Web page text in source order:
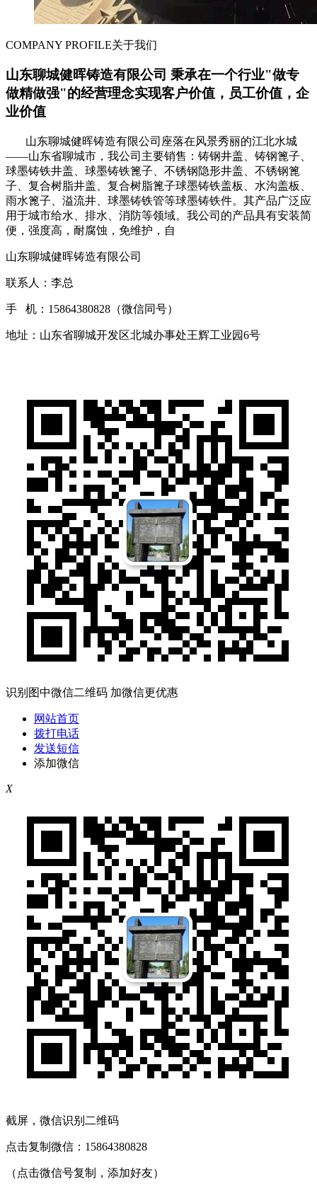
COMPANY PROFILE关于我们
山东聊城健晖铸造有限公司 秉承在一个行业"做专
做精做强"的经营理念实现客户价值，员工价值，企
业价值
山东聊城健晖铸造有限公司座落在风景秀丽的江北水城
——山东省聊城市，我公司主要销售：铸钢井盖、铸钢篦子、
球墨铸铁井盖、球墨铸铁篦子、不锈钢隐形井盖、不锈钢篦
子、复合树脂井盖、复合树脂篦子球墨铸铁盖板、水沟盖板、
雨水篦子、溢流井、球墨铸铁管等球墨铸铁件。其产品广泛应
用于城市给水、排水、消防等领域。我公司的产品具有安装简
便，强度高，耐腐蚀，免维护，自
山东聊城健晖铸造有限公司
联系人：李总
手 机：15864380828（微信同号）
地址：山东省聊城开发区北城办事处王辉工业园6号
识别图中微信二维码 加微信更优惠
网站首页
拨打电话
发送短信
添加微信
X
截屏，微信识别二维码
点击复制微信：15864380828
（点击微信号复制，添加好友）